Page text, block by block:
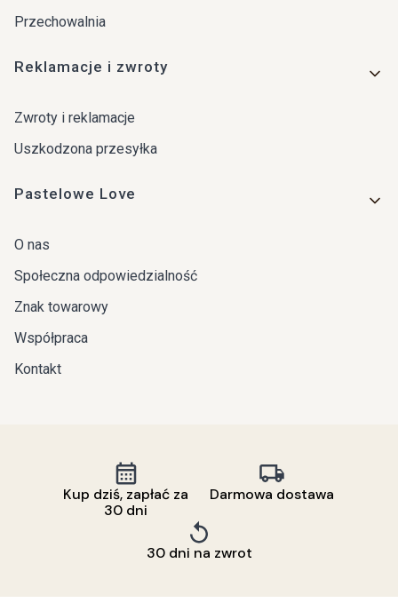
Przechowalnia
Reklamacje i zwroty
Zwroty i reklamacje
Uszkodzona przesyłka
Pastelowe Love
O nas
Społeczna odpowiedzialność
Znak towarowy
Współpraca
Kontakt
Kup dziś, zapłać za
30 dni
Darmowa dostawa
30 dni na zwrot